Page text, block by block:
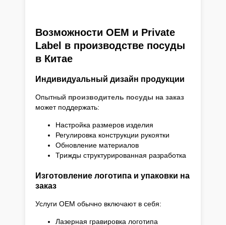
Возможности OEM и Private
Label в производстве посуды
в Китае
Индивидуальный дизайн продукции
Опытный производитель посуды на заказ
может поддержать:
Настройка размеров изделия
Регулировка конструкции рукоятки
Обновление материалов
Трижды структурированная разработка
Изготовление логотипа и упаковки на
заказ
Услуги OEM обычно включают в себя:
Лазерная гравировка логотипа